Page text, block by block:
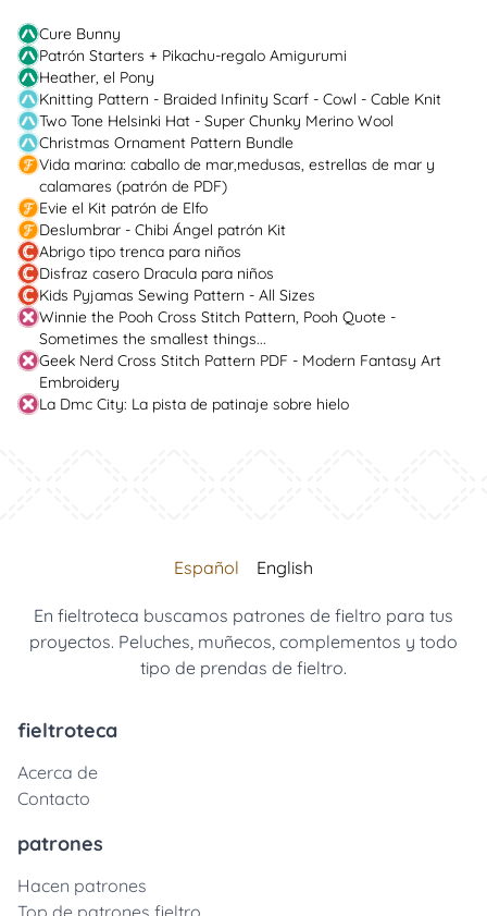
Cure Bunny
Patrón Starters + Pikachu-regalo Amigurumi
Heather, el Pony
Knitting Pattern - Braided Infinity Scarf - Cowl - Cable Knit
Two Tone Helsinki Hat - Super Chunky Merino Wool
Christmas Ornament Pattern Bundle
Vida marina: caballo de mar,medusas, estrellas de mar y
calamares (patrón de PDF)
Evie el Kit patrón de Elfo
Deslumbrar - Chibi Ángel patrón Kit
Abrigo tipo trenca para niños
Disfraz casero Dracula para niños
Kids Pyjamas Sewing Pattern - All Sizes
Winnie the Pooh Cross Stitch Pattern, Pooh Quote -
Sometimes the smallest things...
Geek Nerd Cross Stitch Pattern PDF - Modern Fantasy Art
Embroidery
La Dmc City: La pista de patinaje sobre hielo
Español English
En fieltroteca buscamos patrones de fieltro para tus
proyectos. Peluches, muñecos, complementos y todo
tipo de prendas de fieltro.
fieltroteca
Acerca de
Contacto
patrones
Hacen patrones
Top de patrones fieltro